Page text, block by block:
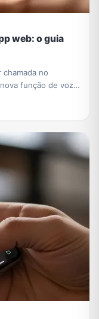
web: o guia
no
função de voz
nada.